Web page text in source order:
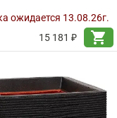
ожидается 13.08.26г.
15 181 ₽
shopping_cart